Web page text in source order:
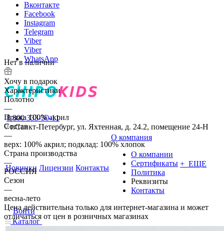
Вконтакте
Facebook
Instagram
Telegram
Viber
Viber
WhatsApp
8 800 333-30-11
г.Санкт-Петербург, ул. Яхтенная, д. 24.2, помещение 24-Н
Новинки Лицензии Контакты
О компания
О компании
Сертификаты
Политика
Реквизиты
Контакты
+ ЕЩЕ
Войти
Каталог
Нет в наличии
Хочу в подарок
Характеристики
Полотно
—
Пряжа 100% акрил
Состав
—
верх: 100% акрил; подклад: 100% хлопок
Страна производства
—
РОССИЯ
Сезон
—
весна-лето
Цена действительна только для интернет-магазина и может
отличаться от цен в розничных магазинах